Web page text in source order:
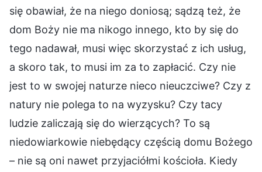
się obawiał, że na niego doniosą; sądzą też, że
dom Boży nie ma nikogo innego, kto by się do
tego nadawał, musi więc skorzystać z ich usług,
a skoro tak, to musi im za to zapłacić. Czy nie
jest to w swojej naturze nieco nieuczciwe? Czy z
natury nie polega to na wyzysku? Czy tacy
ludzie zaliczają się do wierzących? To są
niedowiarkowie niebędący częścią domu Bożego
– nie są oni nawet przyjaciółmi kościoła. Kiedy